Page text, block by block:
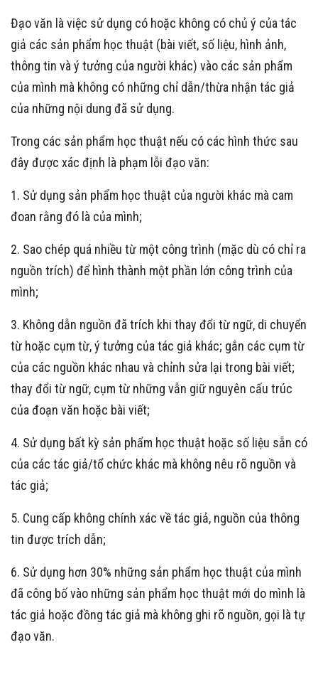
Đạo văn là việc sử dụng có hoặc không có chủ ý của tác
giả các sản phẩm học thuật (bài viết, số liệu, hình ảnh,
thông tin và ý tưởng của người khác) vào các sản phẩm
của mình mà không có những chỉ dẫn/thừa nhận tác giả
của những nội dung đã sử dụng.
Trong các sản phẩm học thuật nếu có các hình thức sau
đây được xác định là phạm lỗi đạo văn:
1. Sử dụng sản phẩm học thuật của người khác mà cam
đoan rằng đó là của mình;
2. Sao chép quá nhiều từ một công trình (mặc dù có chỉ ra
nguồn trích) để hình thành một phần lớn công trình của
mình;
3. Không dẫn nguồn đã trích khi thay đổi từ ngữ, di chuyển
từ hoặc cụm từ, ý tưởng của tác giả khác; gắn các cụm từ
của các nguồn khác nhau và chỉnh sửa lại trong bài viết;
thay đổi từ ngữ, cụm từ những vẫn giữ nguyên cấu trúc
của đoạn văn hoặc bài viết;
4. Sử dụng bất kỳ sản phẩm học thuật hoặc số liệu sẵn có
của các tác giả/tổ chức khác mà không nêu rõ nguồn và
tác giả;
5. Cung cấp không chính xác về tác giả, nguồn của thông
tin được trích dẫn;
6. Sử dụng hơn 30% những sản phẩm học thuật của mình
đã công bố vào những sản phẩm học thuật mới do mình là
tác giả hoặc đồng tác giả mà không ghi rõ nguồn, gọi là tự
đạo văn.